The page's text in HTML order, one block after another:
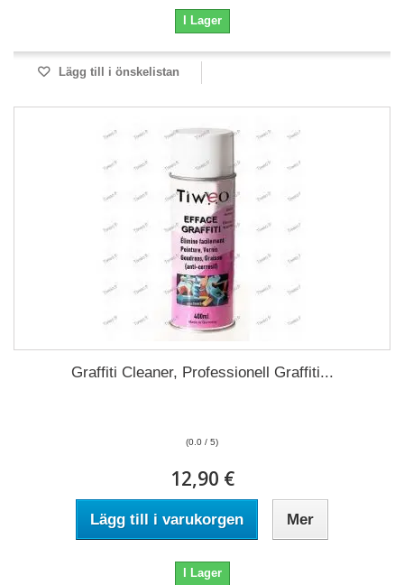
I Lager
Lägg till i önskelistan
Graffiti Cleaner, Professionell Graffiti...
(0.0 / 5)
12,90 €
Lägg till i varukorgen Mer
I Lager